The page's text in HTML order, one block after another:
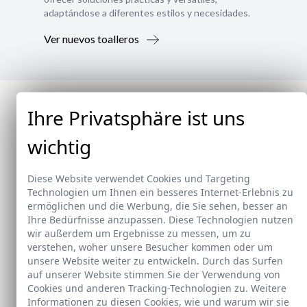
adaptándose a diferentes estilos y necesidades.
Ver nuevos toalleros
Ihre Privatsphäre ist uns
wichtig
Diese Website verwendet Cookies und Targeting
Technologien um Ihnen ein besseres Internet-Erlebnis zu
ermöglichen und die Werbung, die Sie sehen, besser an
Ihre Bedürfnisse anzupassen. Diese Technologien nutzen
wir außerdem um Ergebnisse zu messen, um zu
verstehen, woher unsere Besucher kommen oder um
unsere Website weiter zu entwickeln. Durch das Surfen
auf unserer Website stimmen Sie der Verwendung von
Cookies und anderen Tracking-Technologien zu. Weitere
Informationen zu diesen Cookies, wie und warum wir sie